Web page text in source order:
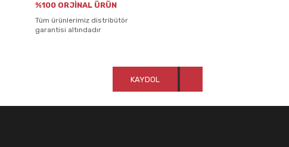
%100 ORJİNAL ÜRÜN
Tüm ürünlerimiz distribütör
garantisi altındadır
KAYDOL